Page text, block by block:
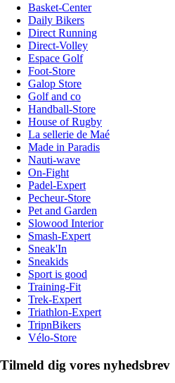
Basket-Center
Daily Bikers
Direct Running
Direct-Volley
Espace Golf
Foot-Store
Galop Store
Golf and co
Handball-Store
House of Rugby
La sellerie de Maé
Made in Paradis
Nauti-wave
On-Fight
Padel-Expert
Pecheur-Store
Pet and Garden
Slowood Interior
Smash-Expert
Sneak'In
Sneakids
Sport is good
Training-Fit
Trek-Expert
Triathlon-Expert
TripnBikers
Vélo-Store
Tilmeld dig vores nyhedsbrev